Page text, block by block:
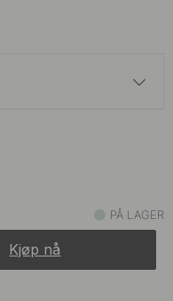
PÅ LAGER
Kjøp nå